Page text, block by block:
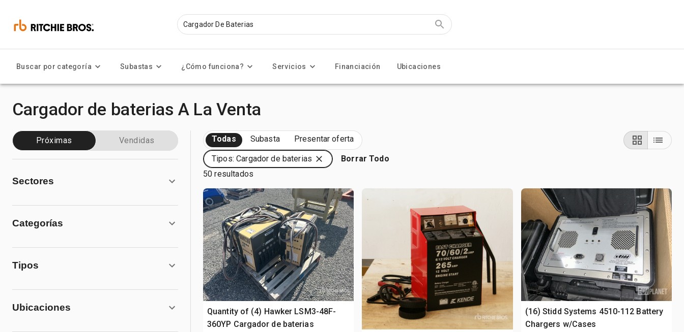
Buscar por categoría Subastas ¿Cómo funciona? Servicios Financiación Ubicaciones
Cargador de baterias A La Venta
Próximas Vendidas
Sectores
Categorías
Tipos
Ubicaciones
Todas Subasta Presentar oferta
Tipos: Cargador de baterias
Borrar Todo
50 resultados
Quantity of (4) Hawker LSM3-48F-
360YP Cargador de baterias
(16) Stidd Systems 4510-112 Battery
Chargers w/Cases